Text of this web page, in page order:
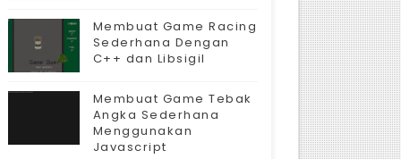
Membuat Game Racing
Sederhana Dengan
C++ dan Libsigil
Membuat Game Tebak
Angka Sederhana
Menggunakan
Javascript